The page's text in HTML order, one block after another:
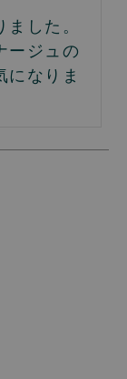
した。
ージュの
になりま